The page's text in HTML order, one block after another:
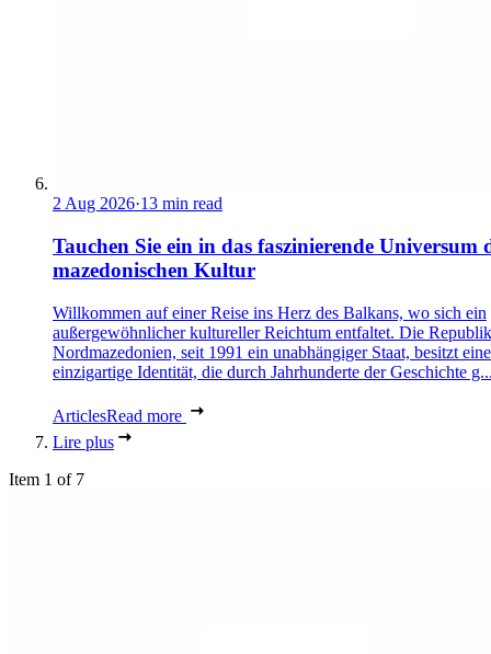
2 Aug 2026·13 min read
Tauchen Sie ein in das faszinierende Universum
mazedonischen Kultur
Willkommen auf einer Reise ins Herz des Balkans, wo sich ein
außergewöhnlicher kultureller Reichtum entfaltet. Die Republik
Nordmazedonien, seit 1991 ein unabhängiger Staat, besitzt eine
einzigartige Identität, die durch Jahrhunderte der Geschichte
ArticlesRead more
Lire plus
Item 1 of 7